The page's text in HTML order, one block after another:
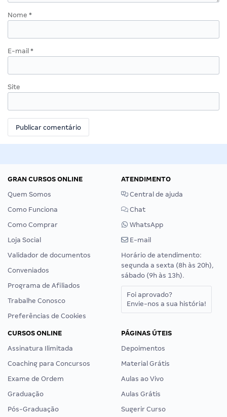
Nome *
E-mail *
Site
GRAN CURSOS ONLINE
Quem Somos
Como Funciona
Como Comprar
Loja Social
Validador de documentos
Conveniados
Programa de Afiliados
Trabalhe Conosco
Preferências de Cookies
ATENDIMENTO
Central de ajuda
Chat
WhatsApp
E-mail
Horário de atendimento:
segunda a sexta (8h às 20h),
sábado (9h às 13h).
Foi aprovado?
Envie-nos a sua história!
CURSOS ONLINE
Assinatura Ilimitada
Coaching para Concursos
Exame de Ordem
Graduação
Pós-Graduação
PÁGINAS ÚTEIS
Depoimentos
Material Grátis
Aulas ao Vivo
Aulas Grátis
Sugerir Curso